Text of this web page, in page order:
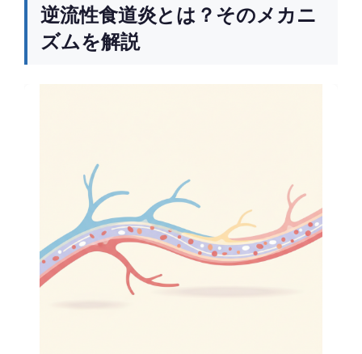
逆流性食道炎とは？そのメカニ
ズムを解説